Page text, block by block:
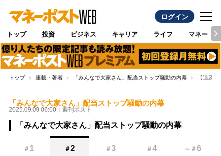
ログイン
トップ 投資 ビジネス キャリア ライフ マネー
トップ 連載・著者 「みんなで大家さん」配当ストップ騒動の内幕 【追及
「みんなで大家さん」配当ストップ騒動の内幕
2025.09.09 06:00 週刊ポスト
「みんなで大家さん」配当ストップ騒動の内幕
＃ 1 ＃2 ＃3 ＃4 ～ ＃6